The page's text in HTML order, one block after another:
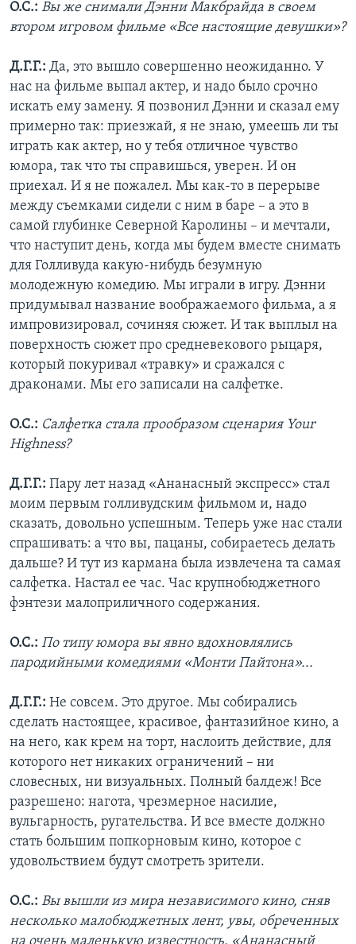
О.С.: Вы же снимали Дэнни Макбрайда в своем
втором игровом фильме «Все настоящие девушки»?
Д.Г.Г.: Да, это вышло совершенно неожиданно. У
нас на фильме выпал актер, и надо было срочно
искать ему замену. Я позвонил Дэнни и сказал ему
примерно так: приезжай, я не знаю, умеешь ли ты
играть как актер, но у тебя отличное чувство
юмора, так что ты справишься, уверен. И он
приехал. И я не пожалел. Мы как-то в перерыве
между съемками сидели с ним в баре – а это в
самой глубинке Северной Каролины – и мечтали,
что наступит день, когда мы будем вместе снимать
для Голливуда какую-нибудь безумную
молодежную комедию. Мы играли в игру. Дэнни
придумывал название воображаемого фильма, а я
импровизировал, сочиняя сюжет. И так выплыл на
поверхность сюжет про средневекового рыцаря,
который покуривал «травку» и сражался с
драконами. Мы его записали на салфетке.
О.С.: Салфетка стала прообразом сценария Your
Highness?
Д.Г.Г.: Пару лет назад «Ананасный экспресс» стал
моим первым голливудским фильмом и, надо
сказать, довольно успешным. Теперь уже нас стали
спрашивать: а что вы, пацаны, собираетесь делать
дальше? И тут из кармана была извлечена та самая
салфетка. Настал ее час. Час крупнобюджетного
фэнтези малоприличного содержания.
О.С.: По типу юмора вы явно вдохновлялись
пародийными комедиями «Монти Пайтона»...
Д.Г.Г.: Не совсем. Это другое. Мы собирались
сделать настоящее, красивое, фантазийное кино, а
на него, как крем на торт, наслоить действие, для
которого нет никаких ограничений – ни
словесных, ни визуальных. Полный балдеж! Все
разрешено: нагота, чрезмерное насилие,
вульгарность, ругательства. И все вместе должно
стать большим попкорновым кино, которое с
удовольствием будут смотреть зрители.
О.С.: Вы вышли из мира независимого кино, сняв
несколько малобюджетных лент, увы, обреченных